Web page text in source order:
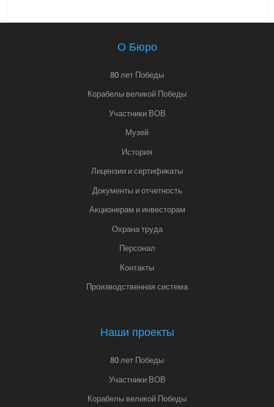
О Бюро
80 лет Победы
Корабелы великой Победы
Участники ВОВ
Музей
История
Лицензии и сертификаты
Документы и отчетность
Акционерам и инвесторам
Охрана труда
Персонал
Контакты
Производственная система
Наши проекты
80 лет Победы
Участники ВОВ
Корабелы великой Победы